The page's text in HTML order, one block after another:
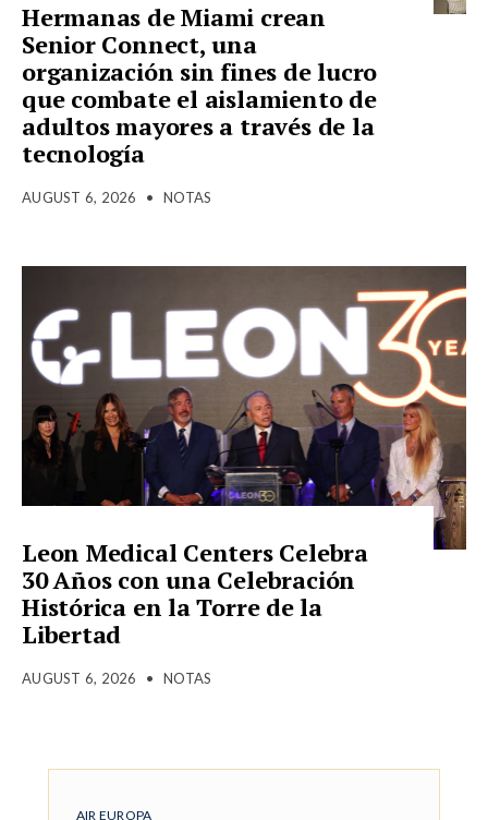
Hermanas de Miami crean
Senior Connect, una
organización sin fines de lucro
que combate el aislamiento de
adultos mayores a través de la
tecnología
AUGUST 6, 2026 • NOTAS
Leon Medical Centers Celebra
30 Años con una Celebración
Histórica en la Torre de la
Libertad
AUGUST 6, 2026 • NOTAS
AIR EUROPA